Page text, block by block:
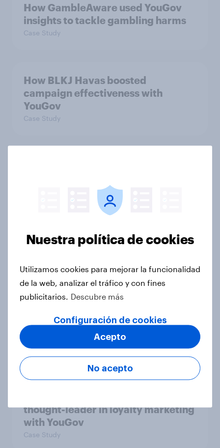
How GambleAware used YouGov
insights to tackle gambling harms
Case Study
How BLKJ Havas boosted
campaign effectiveness with
YouGov
Case Study
Case Study
the plant-based market
Online vs offline – Diferencias en la
compra de libros en el mundo
Artículo
thought-leader in loyalty marketing
with YouGov
Case Study
Nuestra política de cookies
Utilizamos cookies para mejorar la funcionalidad
de la web, analizar el tráfico y con fines
publicitarios.
Descubre más
Configuración de cookies
No acepto
Acepto